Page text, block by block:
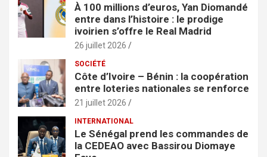
À 100 millions d’euros, Yan Diomandé
entre dans l’histoire : le prodige
ivoirien s’offre le Real Madrid
26 juillet 2026
SOCIÉTÉ
Côte d’Ivoire – Bénin : la coopération
entre loteries nationales se renforce
21 juillet 2026
INTERNATIONAL
Le Sénégal prend les commandes de
la CEDEAO avec Bassirou Diomaye